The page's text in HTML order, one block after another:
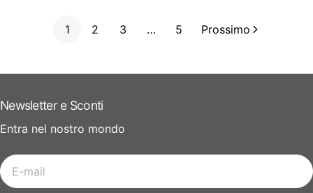
1 2 3 … 5 Prossimo
Newsletter e Sconti
Entra nel nostro mondo
E-
mail